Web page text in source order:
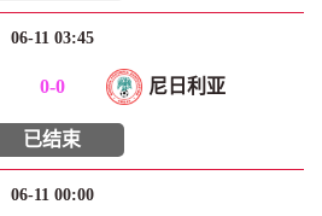
06-11 03:45
0-0 尼日利亚
已结束
06-11 00:00